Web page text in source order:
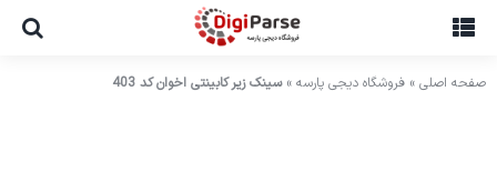
صفحه اصلی » فروشگاه دیجی پارسه »سینک زیر کابینتی اخوان کد 403